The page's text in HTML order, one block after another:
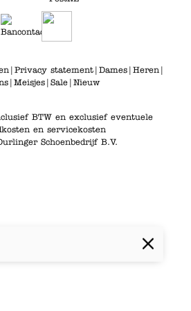
| Privacy statement| Dames| Heren|
| Meisjes| Sale| Nieuw
BTW en exclusief eventuele
en servicekosten
Schoenbedrijf B.V.